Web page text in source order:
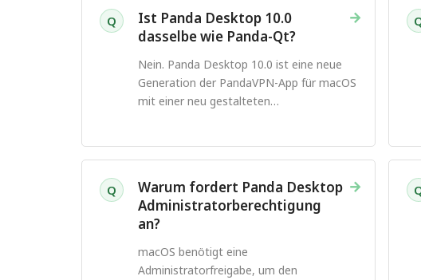
Q →
Ist Panda Desktop 10.0
dasselbe wie Panda-Qt?
Nein. Panda Desktop 10.0 ist eine neue
Generation der PandaVPN-App für macOS
mit einer neu gestalteten
Q →
Warum fordert Panda Desktop
Administratorberechtigung
an?
macOS benötigt eine
Administratorfreigabe, um den